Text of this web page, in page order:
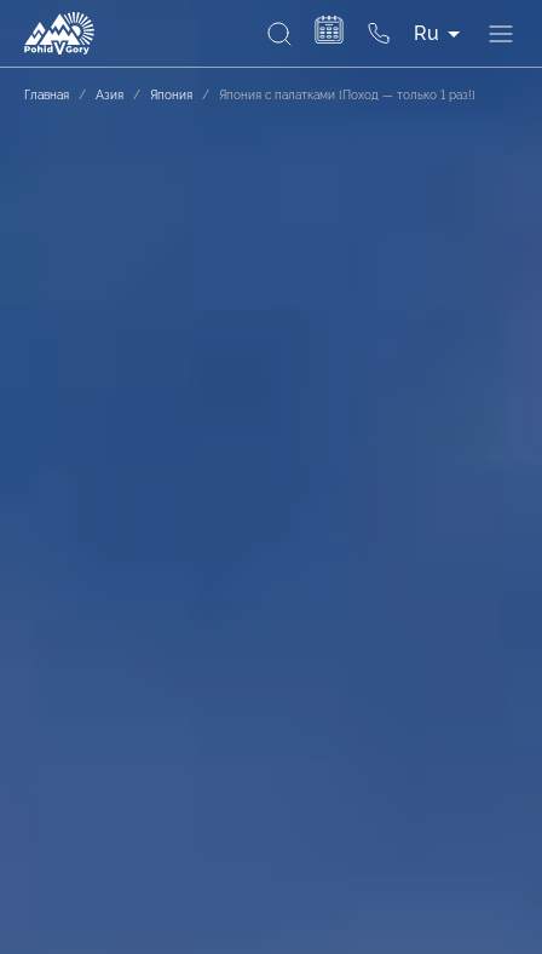
Ru
Главная / Азия / Япония / Япония с палатками [Поход — только 1 раз!]